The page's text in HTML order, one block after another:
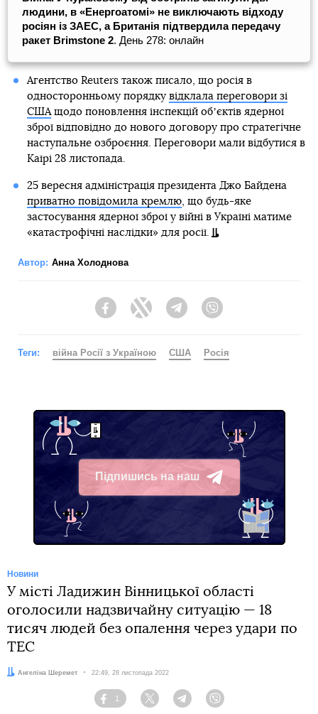
людини, в «Енергоатомі» не виключають відходу
росіян із ЗАЕС, а Британія підтвердила передачу
ракет Brimstone 2. День 278: онлайн
Агентство Reuters також писало, що росія в
односторонньому порядку відклала переговори зі
СШАщодо поновлення інспекцій обʼєктів ядерної
зброї відповідно до нового договору про стратегічне
наступальне озброєння. Переговори мали відбутися в
Каїрі 28 листопада.
25 вересня адміністрація президента Джо Байдена
приватно повідомила кремлю, що будь-яке
застосування ядерної зброї у війні в Україні матиме
«катастрофічні наслідки» для росії.
Автор: Анна Холоднова
FacebookTwitter Telegram
Теги: війна Росії з Україною США Росія
Підпишись на наш
Telegram
Новини
У місті Ладижин Вінницької області
оголосили надзвичайну ситуацію — 18
тисяч людей без опалення через удари по
ТЕС
Автор:
Ангеліна Шеремет Дата:
22:49, 28 листопада 2022
Facebook
1
Twitter TelegramViber